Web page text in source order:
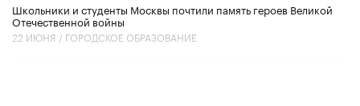
Школьники и студенты Москвы почтили память героев Великой
Отечественной войны
22 ИЮНЯ / ГОРОДСКОЕ ОБРАЗОВАНИЕ